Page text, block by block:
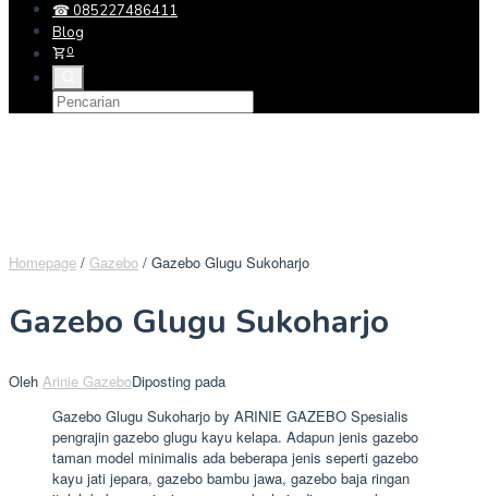
☎ 085227486411
Blog
0
Homepage / Gazebo / Gazebo Glugu Sukoharjo
Gazebo Glugu Sukoharjo
Oleh Arinie GazeboDiposting pada
Gazebo Glugu Sukoharjo by ARINIE GAZEBO Spesialis
pengrajin gazebo glugu kayu kelapa. Adapun jenis gazebo
taman model minimalis ada beberapa jenis seperti gazebo
kayu jati jepara, gazebo bambu jawa, gazebo baja ringan